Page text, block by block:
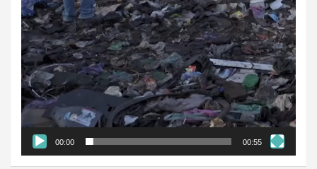
00:00 00:55